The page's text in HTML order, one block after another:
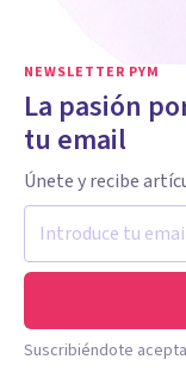
NEWSLETTER PYM
La pasión
tu email
Únete y recibe
Suscribiéndote